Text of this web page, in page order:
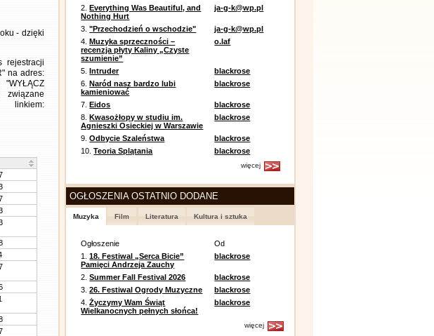
- dzięki
rejestracji
na adres:
związane
linkiem:
2.Everything Was Beautiful, and
Nothing Hurt
ja-g-k@wp.pl
3."Przechodzień o wschodzie"
ja-g-k@wp.pl
4.Muzyka sprzeczności –
recenzja płyty Kaliny „Czyste
szumienie”
o.laf
5.Intruder
blackrose
6.Naród nasz bardzo lubi
kamieniować
blackrose
7.Eidos
blackrose
8.Kwasożłopy w studiu im.
Agnieszki Osieckiej w Warszawie
blackrose
9.Odbycie Szaleństwa
blackrose
10.Teoria Splątania blackrose
więcej
OGŁOSZENIA OSTATNIO DODANE
Muzyka Film Literatura Kultura i sztuka
Ogłoszenie
Od
1.18. Festiwal „Serca Bicie”
Pamięci Andrzeja Zauchy
blackrose
2.Summer Fall Festival 2026
blackrose
3.26. Festiwal Ogrody Muzyczne
blackrose
4.Życzymy Wam Świąt
Wielkanocnych pełnych słońca!
blackrose
więcej